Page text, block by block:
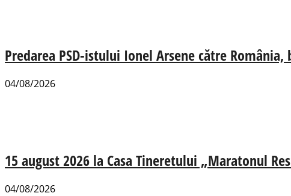
Predarea PSD-istului Ionel Arsene către
04/08/2026
15 august 2026 la Casa Tineretului „Maratonul
04/08/2026